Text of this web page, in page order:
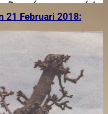
21 Februari 2018: